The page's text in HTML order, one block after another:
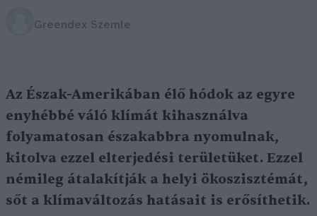
Greendex Szemle
Az Észak-Amerikában élő hódok az egyre
enyhébbé váló klímát kihasználva
folyamatosan északabbra nyomulnak,
kitolva ezzel elterjedési területüket. Ezzel
némileg átalakítják a helyi ökoszisztémát,
sőt a klímaváltozás hatásait is erősíthetik.